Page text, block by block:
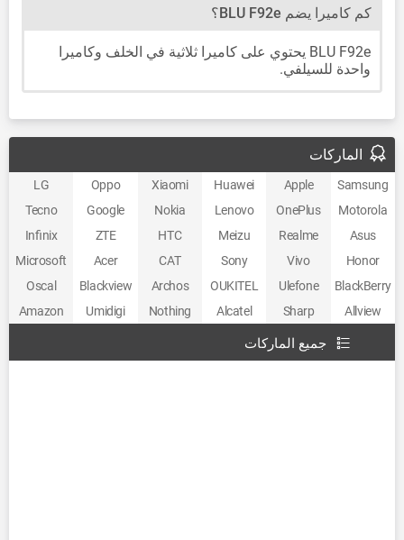
كم كاميرا يضم BLU F92e؟
BLU F92e يحتوي على كاميرا ثلاثية في الخلف وكاميرا
واحدة للسيلفي.
الماركات
Samsung
Apple
Huawei
Xiaomi
Oppo
LG
Motorola
OnePlus
Lenovo
Nokia
Google
Tecno
Asus
Realme
Meizu
HTC
ZTE
Infinix
Honor
Vivo
Sony
CAT
Acer
Microsoft
BlackBerry
Ulefone
OUKITEL
Archos
Blackview
Oscal
Allview
Sharp
Alcatel
Nothing
Umidigi
Amazon
جميع الماركات